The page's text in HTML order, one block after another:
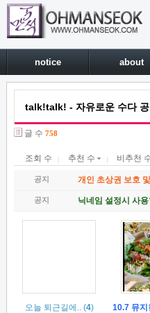
notice about
talk!talk! - 자유로운 수다
글 수 758
조회 수 추천 수 비추천
공지 개인 초상권 보호
공지 닉네임 설정시 사
오늘 퇴근길에.. (4) 10.7 뮤지